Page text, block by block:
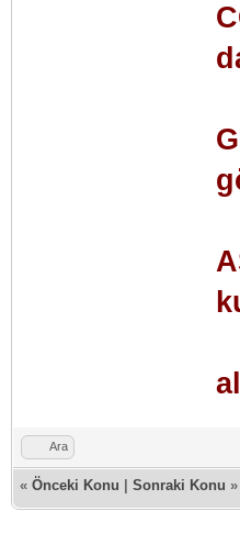
Ara
« Önceki Konu Sonraki Konu »